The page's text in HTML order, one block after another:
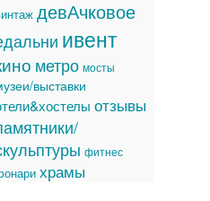
девАчковое
ивент
метро мосты
выставки
отзывы
фитнес
храмы